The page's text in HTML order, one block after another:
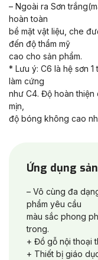
– Ngoài ra Sơn
hoàn toàn
bề mặt vật liệu, che
đến độ thẩm mỹ
cao cho sản phẩm.
* Lưu ý: C6 là hệ sơn
làm cứng
như C4. Độ hoàn thiện
mịn,
độ bóng không cao
Ứng dụng
– Vô cùng đa
phẩm yêu cầu
màu sắc phong
trong.
+ Đồ gỗ nội thoại
+ Thiết bị giáo